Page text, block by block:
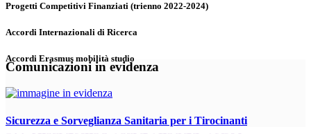
Progetti Competitivi Finanziati (trienno 2022-2024)
Accordi Internazionali di Ricerca
Accordi Erasmus mobilità studio
Comunicazioni in evidenza
Sicurezza e Sorveglianza Sanitaria per i Tirocinanti